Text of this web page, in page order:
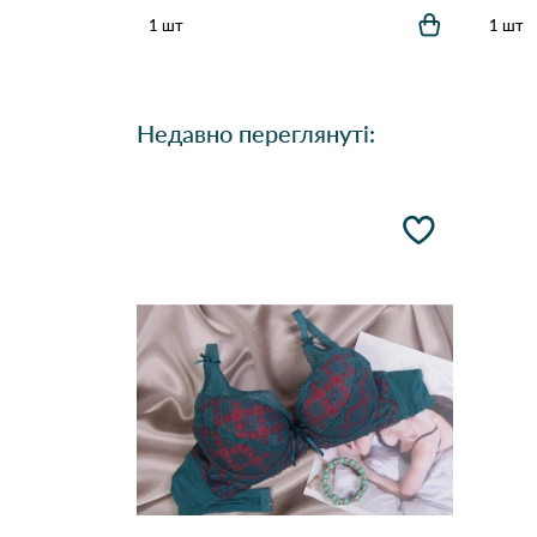
1 шт 1 шт
Недавно переглянуті: